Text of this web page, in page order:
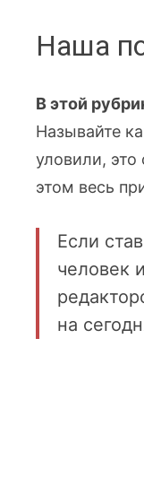
Наша
В этой
Называйте
уловили,
этом весь
Если
человек
на